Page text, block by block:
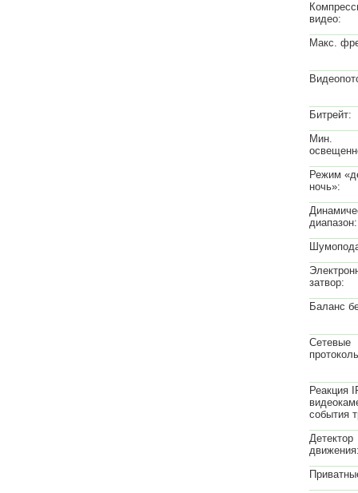
видео:
Макс.
Битрейт:
Мин.
Режим
ночь»:
диапазон:
затвор:
Баланс
Сетевые
Реакция
события
Детектор